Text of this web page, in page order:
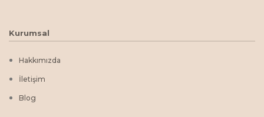
Kurumsal
Hakkımızda
İletişim
Blog